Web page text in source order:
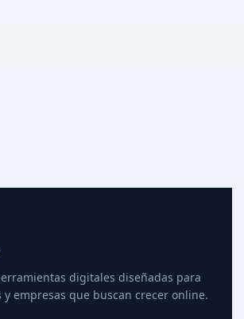
digitales diseñadas para
empresas que buscan crecer online.